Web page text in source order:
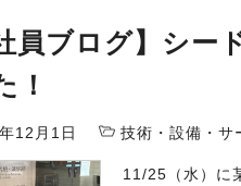
員ブログ】シー
！
12月1日 技術・設備・サ
11/25（水）に